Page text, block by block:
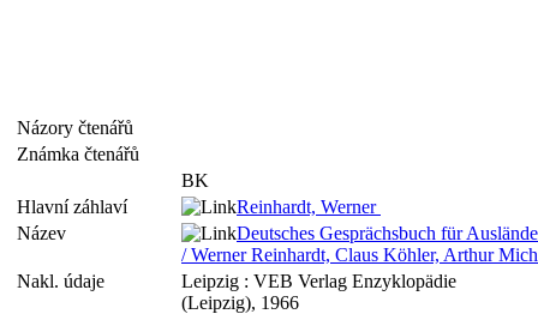
Názory čtenářů
Známka čtenářů
BK
Hlavní záhlaví
Reinhardt, Werner
Název
Deutsches Gesprächsbuch für
/ Werner Reinhardt, Claus Köhler, Arthur
Nakl. údaje
Leipzig : VEB Verlag Enzyklopädie
(Leipzig), 1966